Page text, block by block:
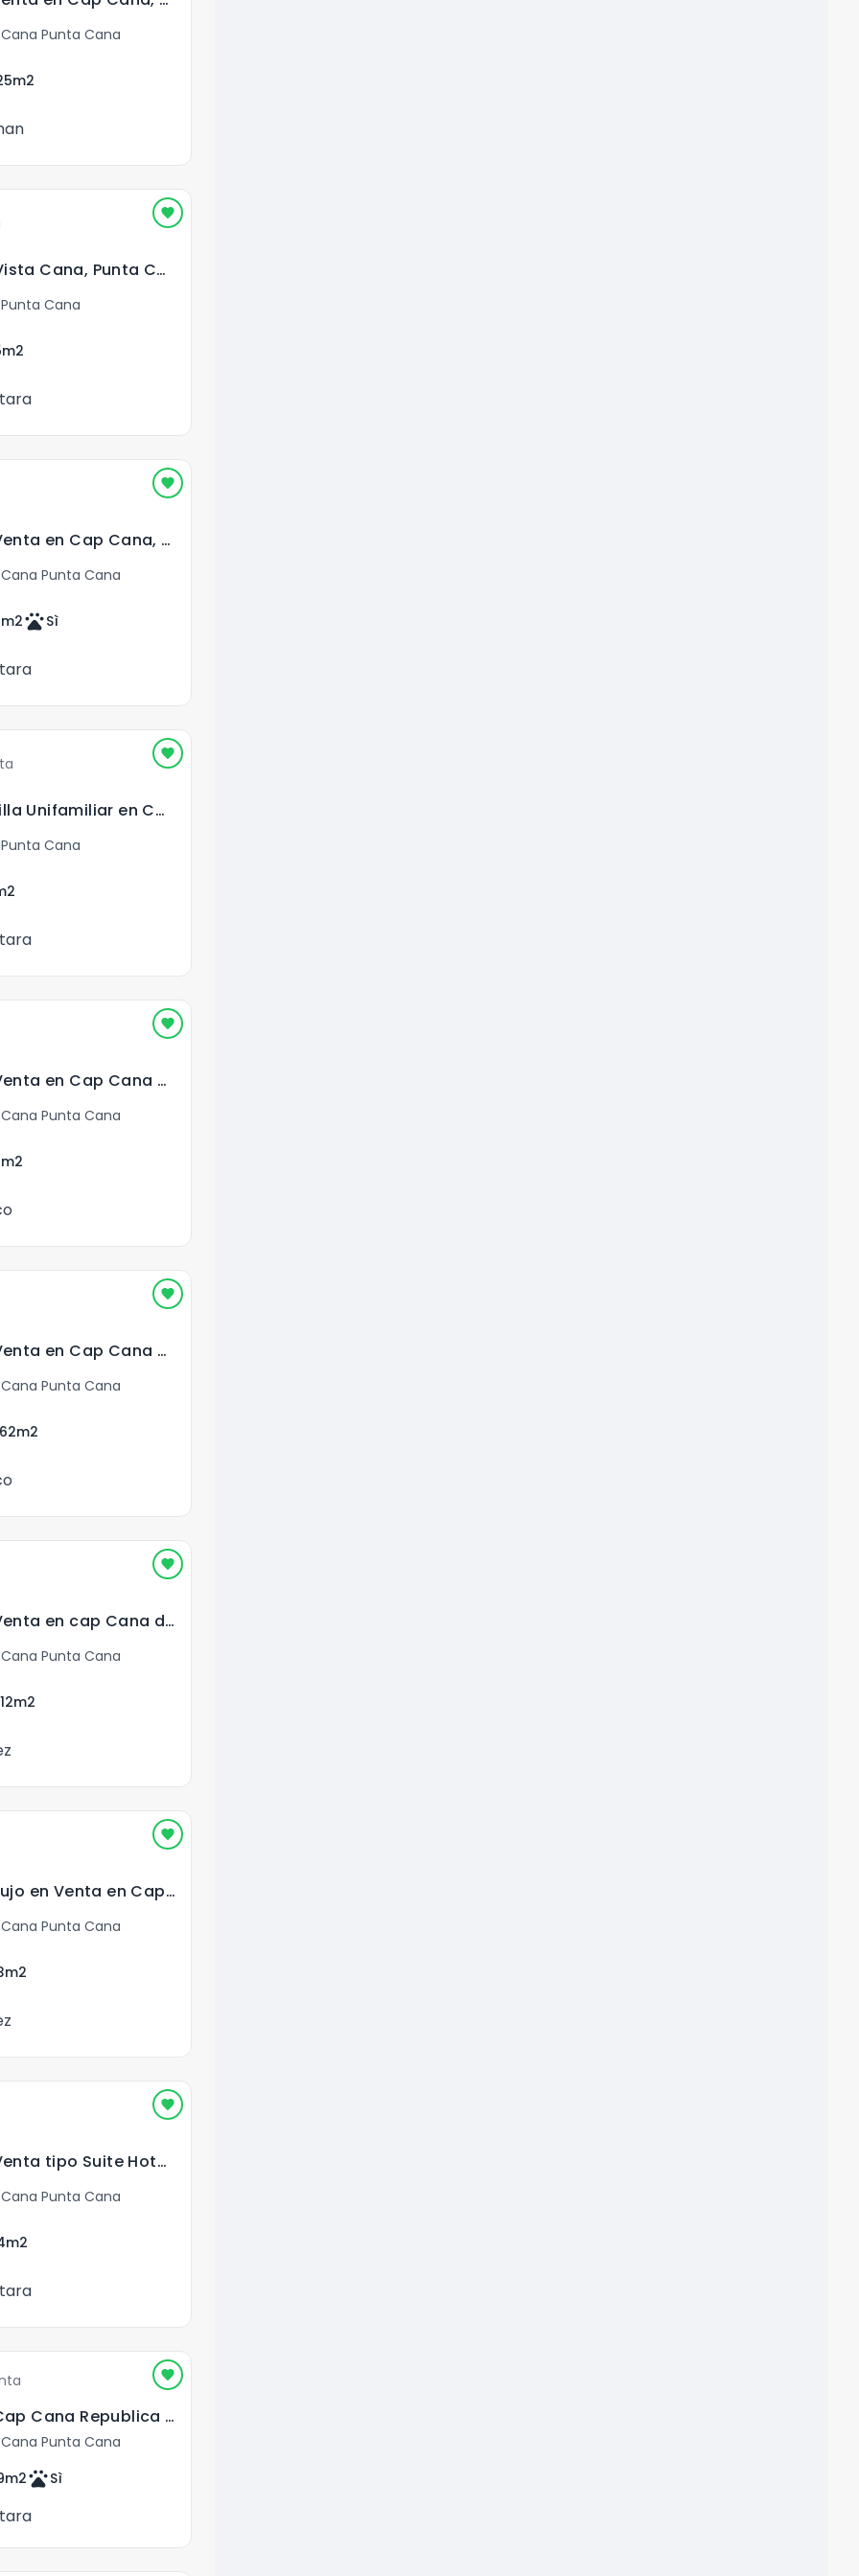
Punta Cana
m2
Villa en Venta en Vista Cana, Punta Cana
Cana
m2
Apartamento en Venta en Cap Cana, Punta Cana
Punta Cana
m2petsSì
Venta de Lujosa Villa Unifamiliar en Cap Cana
Cana
apartamento en Venta en Cap Cana República Dominicana
Punta Cana
m2
Apartamento en Venta en Cap Cana República Dominicana
Punta Cana
m2
Apartamento en Venta en cap Cana de 2 Habitaciones
Punta Cana
m2
Apartamento de Lujo en Venta en Cap Cana
Punta Cana
m2
Apartamento en Venta tipo Suite Hotelera en Punta Cana
Punta Cana
m2
Apartamento en Cap Cana Republica Dominicana En venta
Punta Cana
m2petsSì